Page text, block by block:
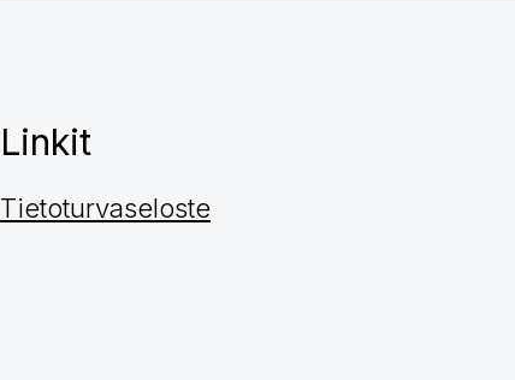
Linkit
Tietoturvaseloste